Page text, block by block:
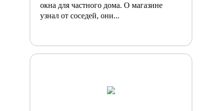
окна для частного дома. О магазине
узнал от соседей, они...